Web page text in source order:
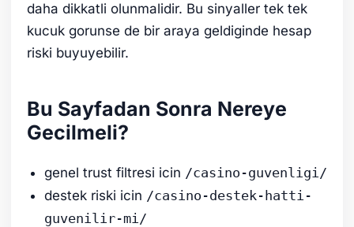
daha dikkatli olunmalidir. Bu sinyaller tek tek
kucuk gorunse de bir araya geldiginde hesap
riski buyuyebilir.
Bu Sayfadan Sonra Nereye
Gecilmeli?
genel trust filtresi icin /casino-guvenligi/
destek riski icin /casino-destek-hatti-
guvenilir-mi/